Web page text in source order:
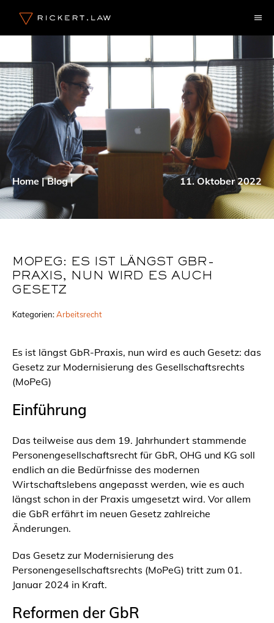
Inhalt
springen
Home |Blog| 11. Oktober 2022
MOPEG: ES IST LÄNGST GBR-
PRAXIS, NUN WIRD ES AUCH
GESETZ
Kategorien:Arbeitsrecht
Es ist längst GbR-Praxis, nun wird es auch Gesetz: das
Gesetz zur Modernisierung des Gesellschaftsrechts
(MoPeG)
Einführung
Das teilweise aus dem 19. Jahrhundert stammende
Personengesellschaftsrecht für GbR, OHG und KG soll
endlich an die Bedürfnisse des modernen
Wirtschaftslebens angepasst werden, wie es auch
längst schon in der Praxis umgesetzt wird. Vor allem
die GbR erfährt im neuen Gesetz zahlreiche
Änderungen.
Das Gesetz zur Modernisierung des
Personengesellschaftsrechts (MoPeG) tritt zum 01.
Januar 2024 in Kraft.
Reformen der GbR